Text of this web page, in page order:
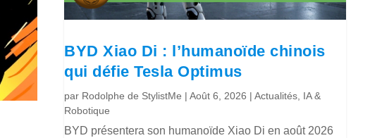
BYD Xiao Di : l’humanoïde chinois
qui défie Tesla Optimus
par Rodolphe de StylistMe |Août 6, 2026 |Actualités IA &
Robotique
BYD présentera son humanoïde Xiao Di en août 2026